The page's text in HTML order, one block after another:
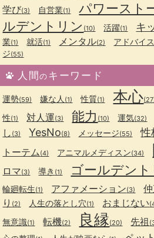
学び(3) 自営業(1) パワースト
ルデントリン (10) 活躍(1) キ
業(1) 就活(1) メンタル(2) アドバイス
ジ(55)
人間のキーワード
運勢(59) 嫌な人 (1) 性質(1) 本心
性(1) 対人運(3) 能力 (10) 運気(32)
し (3) YesNo(8) メッセージ(55) 性
トーテム(4) アニマルメディスン(34)
ロマ(3) 導き (1) ゴールデント
輪廻転生(1) アファメーション(3)
り (2) 人生の落とし穴(1) おまじない
無意識(1) 転機(2) 良縁(20) 先祖